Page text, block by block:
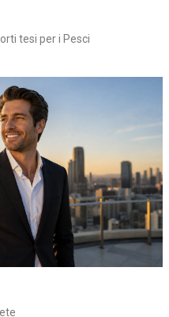
tesi per i Pesci